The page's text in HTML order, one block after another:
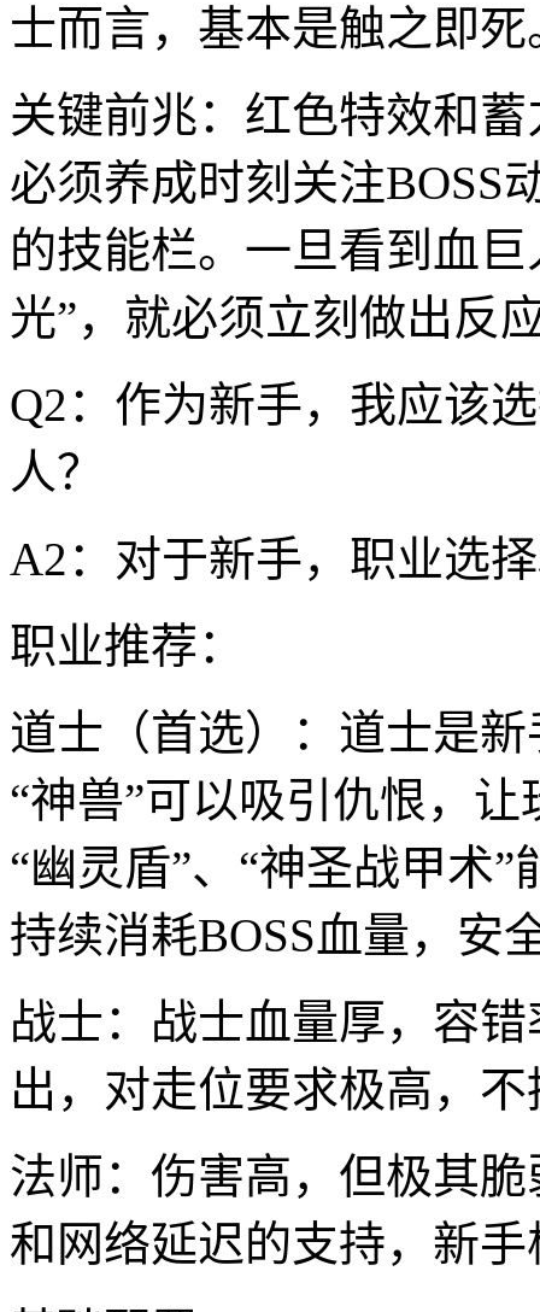
士而言，基本是触之即死
关键前兆：红色特效和
必须养成时刻关注BOSS
的技能栏。一旦看到血
光”，就必须立刻做出反
Q2：作为新手，我应该
人？
A2：对于新手，职业选
职业推荐：
道士（首选）：道士是
“神兽”可以吸引仇恨，
“幽灵盾”、“神圣战甲术
持续消耗BOSS血量，安
战士：战士血量厚，容
出，对走位要求极高，
法师：伤害高，但极其
和网络延迟的支持，新